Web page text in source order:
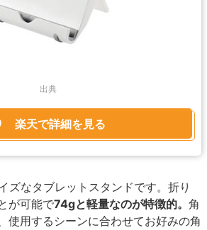
出典
楽天で詳細を見る
ズなタブレットスタンドです。折り
が可能で74gと軽量なのが特徴的。 角
使用するシーンに合わせてお好みの角